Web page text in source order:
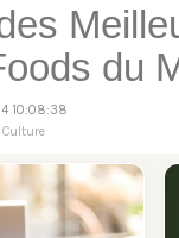
du
10:08:38